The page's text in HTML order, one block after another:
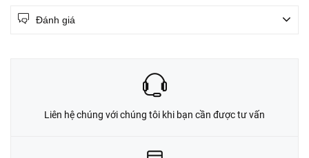
Đánh giá
Liên hệ chúng với chúng tôi khi bạn cần được tư vấn